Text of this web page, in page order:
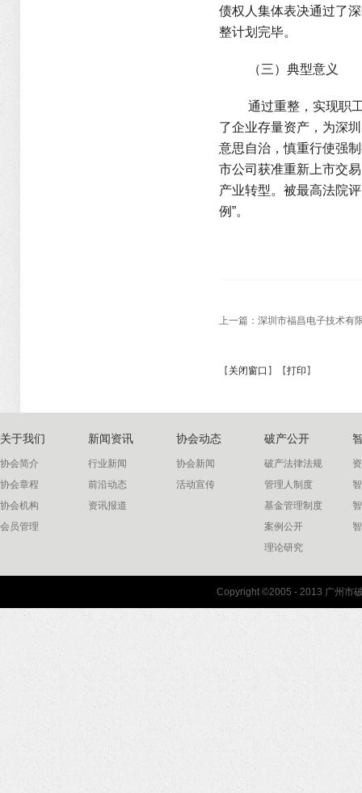
债权人集体表决通过了
整计划完毕。
（三）典型意义
通过重整，实现职
了企业存量资产，为深
意思自治，慎重行使强
市公司获准重新上市交
产业转型。被最高法院
例”。
上一篇：深圳市福昌电子技术有
【 关闭窗口 】【打印 】
关于我们
协会简介
协会章程
协会机构
会员管理
新闻资讯
行业新闻
前沿动态
资讯报道
协会动态
协会新闻
活动宣传
破产公开
破产法律法规
管理人制度
基金管理制度
案例公开
理论研究
联系我们
Copyright ©2005 - 2013 广州市